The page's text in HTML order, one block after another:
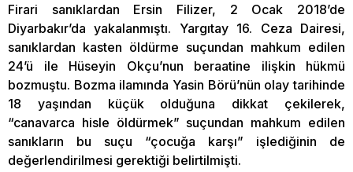
Firari sanıklardan Ersin Filizer, 2 Ocak 2018’de
Diyarbakır’da yakalanmıştı. Yargıtay 16. Ceza Dairesi,
sanıklardan kasten öldürme suçundan mahkum edilen
24’ü ile Hüseyin Okçu’nun beraatine ilişkin hükmü
bozmuştu. Bozma ilamında Yasin Börü’nün olay tarihinde
18 yaşından küçük olduğuna dikkat çekilerek,
“canavarca hisle öldürmek” suçundan mahkum edilen
sanıkların bu suçu “çocuğa karşı” işlediğinin de
değerlendirilmesi gerektiği belirtilmişti.